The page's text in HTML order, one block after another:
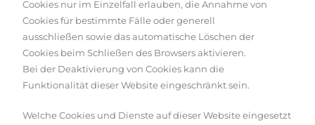
Cookies nur im Einzelfall erlauben, die Annahme von
Cookies für bestimmte Fälle oder generell
ausschließen sowie das automatische Löschen der
Cookies beim Schließen des Browsers aktivieren.
Bei der Deaktivierung von Cookies kann die
Funktionalität dieser Website eingeschränkt sein.
Welche Cookies und Dienste auf dieser Website eingesetzt